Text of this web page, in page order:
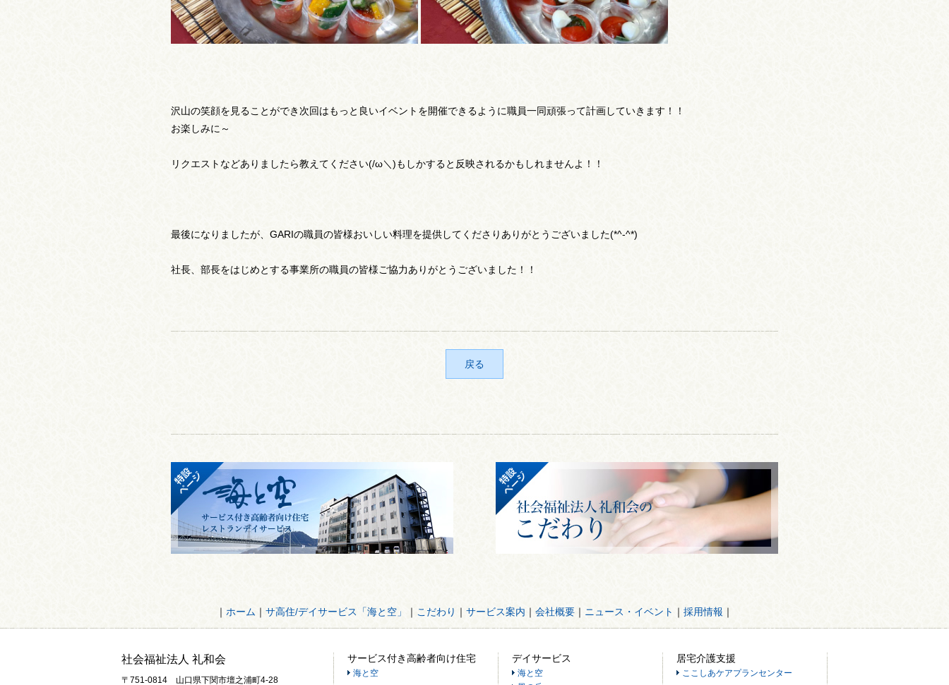
沢山の笑顔を見ることができ次回はもっと良いイベントを開催できるように職員一同頑張って計画していきます！！
お楽しみに～
リクエストなどありましたら教えてください(/ω＼)もしかすると反映されるかもしれませんよ！！
最後になりましたが、GARIの職員の皆様おいしい料理を提供してくださりありがとうございました(*^-^*)
社長、部長をはじめとする事業所の職員の皆様ご協力ありがとうございました！！
戻る
｜ ホーム ｜ サ高住/デイサービス「海と空」 ｜ こだわり ｜ サービス案内 ｜ 会社概要 ｜ ニュース・イベント ｜ 採用情報 ｜
社会福祉法人 礼和会
〒751-0814 山口県下関市壇之浦町4-28
サービス付き高齢者向け住宅
海と空
デイサービス
海と空
居宅介護支援
ここしあケアプランセンター